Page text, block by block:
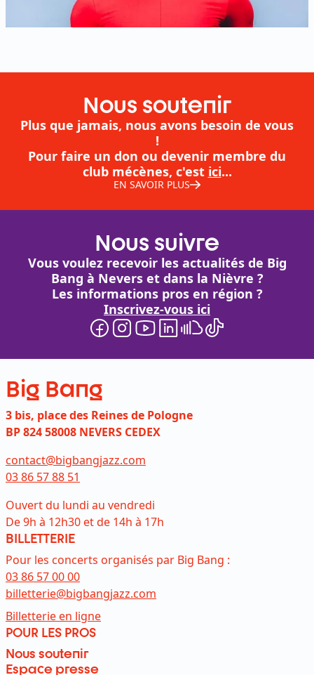
Nous soutenir
Plus que jamais, nous avons besoin de vous
!
Pour faire un don ou devenir membre du
club mécènes, c'est ici...
EN SAVOIR PLUS
Nous suivre
Vous voulez recevoir les actualités de Big
Bang à Nevers et dans la Nièvre ?
Les informations pros en région ?
Inscrivez-vous ici
Big Bang
3 bis, place des Reines de Pologne
BP 824 58008 NEVERS CEDEX
contact@bigbangjazz.com
03 86 57 88 51
Ouvert du lundi au vendredi
De 9h à 12h30 et de 14h à 17h
BILLETTERIE
Pour les concerts organisés par Big Bang :
03 86 57 00 00
billetterie@bigbangjazz.com
Billetterie en ligneLien externe et ouvre dans un nouvel
POUR LES PROS
Nous soutenir
Espace presse